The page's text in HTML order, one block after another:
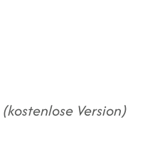
(kostenlose Version)